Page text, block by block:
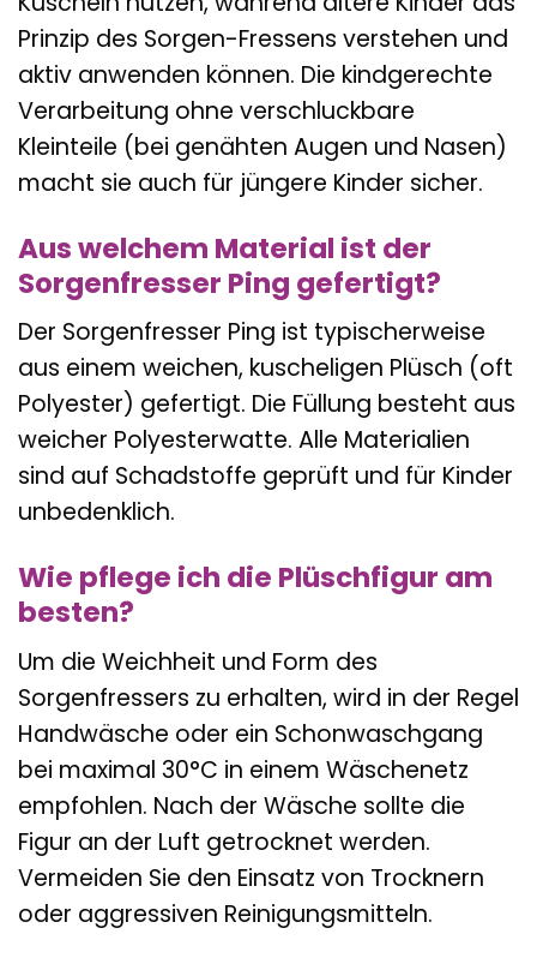
Prinzip des Sorgen-Fressens verstehen und
aktiv anwenden können. Die kindgerechte
Verarbeitung ohne verschluckbare
Kleinteile (bei genähten Augen und Nasen)
macht sie auch für jüngere Kinder sicher.
Aus welchem Material ist der
Sorgenfresser Ping gefertigt?
Der Sorgenfresser Ping ist typischerweise
aus einem weichen, kuscheligen Plüsch (oft
Polyester) gefertigt. Die Füllung besteht aus
weicher Polyesterwatte. Alle Materialien
sind auf Schadstoffe geprüft und für Kinder
unbedenklich.
Wie pflege ich die Plüschfigur am
besten?
Um die Weichheit und Form des
Sorgenfressers zu erhalten, wird in der Regel
Handwäsche oder ein Schonwaschgang
bei maximal 30°C in einem Wäschenetz
empfohlen. Nach der Wäsche sollte die
Figur an der Luft getrocknet werden.
Vermeiden Sie den Einsatz von Trocknern
oder aggressiven Reinigungsmitteln.